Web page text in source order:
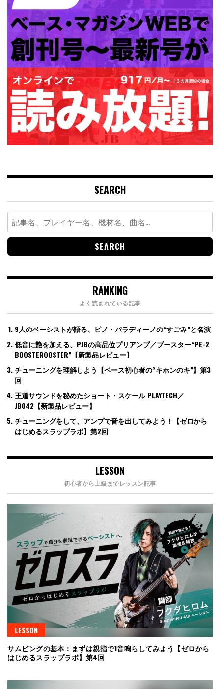
SEARCH
Search
for:
RANKING
よく読まれている記事
9人のベーシストが語る、ピノ・パラディーノの“すごみ”と名演
低音に艶を加える、PJBの高品位プリアンプ／ブースター“PE-2
BOOSTEROOSTER”【新製品レビュー】
チューニングを理解しよう【ベース初心者の“キホンのキ”】第3
回
王道サウンドを秘めたショート・スケール PLAYTECH／
JB042【新製品レビュー】
チューニングをして、アンプで音を出してみよう！【ゼロから
はじめるスラップラボ】第2回
LESSON
初心者から上級までレッスン記事
LESSON
サムピングの基本：まずは親指で1音鳴らしてみよう【ゼロから
はじめるスラップラボ】第4回